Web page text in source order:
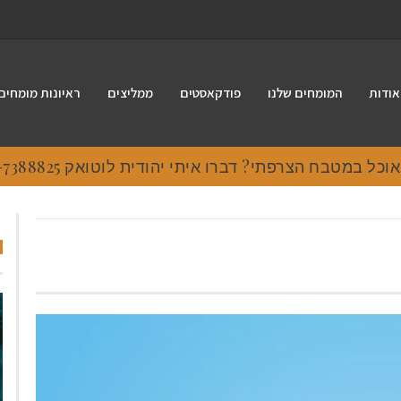
אודות המומחים שלנו פודקאסטים ממליצים ראיונות
במטבח הצרפתי? דברו איתי יהודית לוטואק 054-7388825.